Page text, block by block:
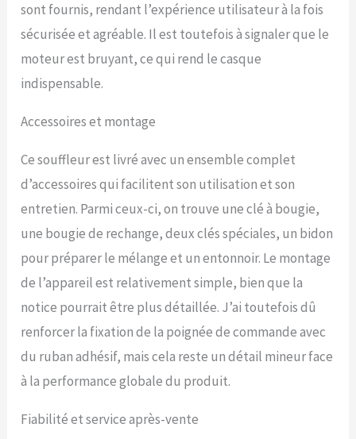
solution parfaite pour
enlever les feuilles
tombées des allées, des
patios, des jardins ou de
【MOINS DE
VIBRATIONS ET DE NIVEAU
DE BRUIT ET RANGEMENT
FACILE】 Nos souffleuses à
feuilles sont conçues pour
réduire la fatigue et la
tension sur votre corps. Il
fournit un anti-vibration
efficace qui absorbe les
vibrations, minimisant le
stress sur vos bras et vos
mains. Il est également
conçu pour émettre un
faible bruit, vous
permettant de travailler
résidentielles.
sont fournis, rendant l’expérience utilisateur à la fois
sécurisée et agréable. Il est toutefois à signaler que le
moteur est bruyant, ce qui rend le casque
indispensable.
Accessoires et montage
Ce souffleur est livré avec un ensemble complet
d’accessoires qui facilitent son utilisation et son
entretien. Parmi ceux-ci, on trouve une clé à bougie,
une bougie de rechange, deux clés spéciales, un bidon
pour préparer le mélange et un entonnoir. Le montage
de l’appareil est relativement simple, bien que la
notice pourrait être plus détaillée. J’ai toutefois dû
renforcer la fixation de la poignée de commande avec
du ruban adhésif, mais cela reste un détail mineur face
à la performance globale du produit.
Fiabilité et service après-vente